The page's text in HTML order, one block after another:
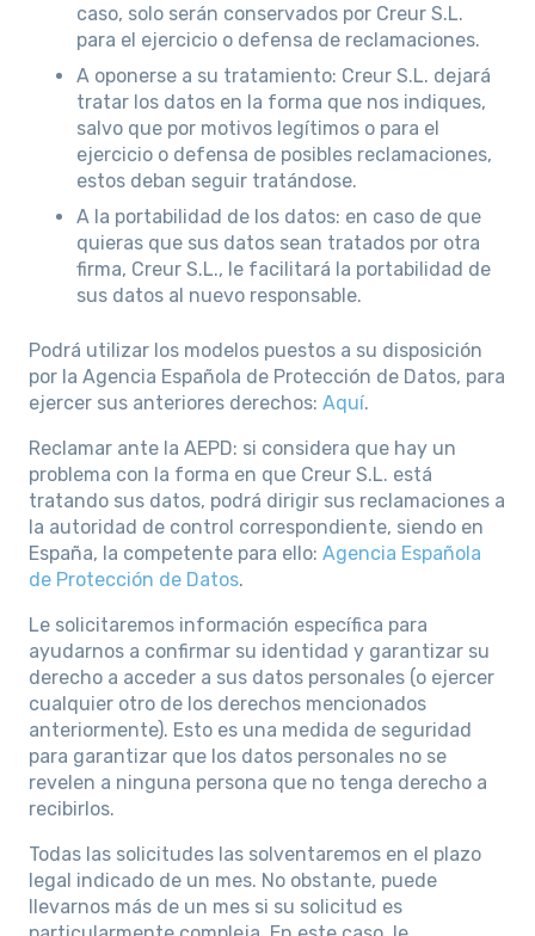
caso, solo serán conservados por Creur S.L.
para el ejercicio o defensa de reclamaciones.
A oponerse a su tratamiento: Creur S.L. dejará
tratar los datos en la forma que nos indiques,
salvo que por motivos legítimos o para el
ejercicio o defensa de posibles reclamaciones,
estos deban seguir tratándose.
A la portabilidad de los datos: en caso de que
quieras que sus datos sean tratados por otra
firma, Creur S.L., le facilitará la portabilidad de
sus datos al nuevo responsable.
Podrá utilizar los modelos puestos a su disposición
por la Agencia Española de Protección de Datos, para
ejercer sus anteriores derechos: Aquí.
Reclamar ante la AEPD: si considera que hay un
problema con la forma en que Creur S.L. está
tratando sus datos, podrá dirigir sus reclamaciones a
la autoridad de control correspondiente, siendo en
España, la competente para ello: Agencia Española
de Protección de Datos.
Le solicitaremos información específica para
ayudarnos a confirmar su identidad y garantizar su
derecho a acceder a sus datos personales (o ejercer
cualquier otro de los derechos mencionados
anteriormente). Esto es una medida de seguridad
para garantizar que los datos personales no se
revelen a ninguna persona que no tenga derecho a
recibirlos.
Todas las solicitudes las solventaremos en el plazo
legal indicado de un mes. No obstante, puede
llevarnos más de un mes si su solicitud es